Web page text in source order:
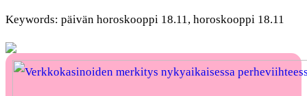
Keywords: päivän horoskooppi 18.11, horoskooppi 18.11